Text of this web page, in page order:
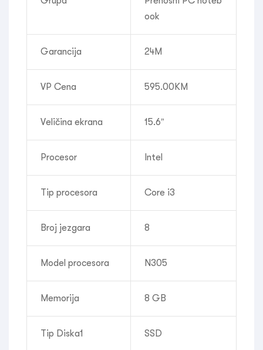
ook
Garancija 24M
VP Cena 595.00 KM
Veličina ekrana 15.6”
Procesor Intel
Tip procesora Core i3
Broj jezgara 8
Model procesora N305
Memorija 8 GB
Tip Diska1 SSD